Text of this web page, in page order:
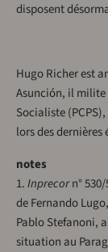
disposent
Hugo Richer est
Asunción, il milite
Socialiste
lors des
notes
1.Inprecorn°
de Fernando
Pablo Stefanoni,
situation au